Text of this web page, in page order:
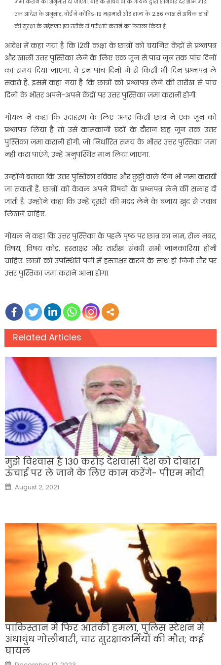
जमा कराने की अनुमति दी जाएगी. बोर्ड के सचिव वी के गोयल द्वारा शनिवार देर शाम जारी
एक आदेश के अनुसार, बोर्ड ने कोविड-19 महामारी और राज्य के 2.86 लाख से अधिक छात्रों
की सुरक्षा के मद्देनजर इस तरीके से परीक्षाएं कराने का फैसला किया है.
आदेश में कहा गया है कि 12वीं कक्षा के छात्रों को चयनित केंद्रों से प्रश्नपत्र
और खाली उत्तर पुस्तिका लेने के लिए एक जून से पांच जून तक पांच दिनों
का समय दिया जाएगा. वे इन पांच दिनों में से किसी भी दिन प्रश्नपत्र ले
सकते हैं. इसमें कहा गया है कि छात्रों को प्रश्नपत्र लेने की तारीख से पांच
दिनों के भीतर अपने-अपने केंद्रों पर उत्तर पुस्तिका जमा करानी होगी.
गोयल ने कहा कि उदाहरण के लिए अगर किसी छात्र ने एक जून को
प्रश्नपत्र लिया है तो उसे कामकाजी घंटों के दौरान छह जून तक उत्तर
पुस्तिका जमा करानी होगी. जो निर्धारित समय के भीतर उत्तर पुस्तिका जमा
नहीं करा पाएंगे, उन्हें अनुपस्थित मान लिया जाएगा.
उन्होंने बताया कि उत्तर पुस्तिका रविवार और छुट्टी वाले दिन भी जमा करायी
जा सकती हैं. छात्रों को केवल अपने विषयों के प्रश्नपत्र लेने की सलाह दी
जाती है. उन्होंने कहा कि उन्हें दूसरों की मदद लेने के बजाय खुद से जवाब
लिखने चाहिए.
गोयल ने कहा कि उत्तर पुस्तिका के पहले पृष्ठ पर छात्र का नाम, रोल नंबर,
विषय, विषय कोड, हस्ताक्षर और तारीख संबंधी सभी जानकारियां होनी
चाहिए. छात्रों को उपस्थिति पंजी में हस्ताक्षर करने के साथ ही निजी तौर पर
उत्तर पुस्तिका जमा कराने आना होगा
Related Articles
मुझे विश्‍वास है 130 करोड़ देशवासी देश को दोबारा
ऊंचाई पर ले जाने के लिए काम करेंगे- पीएम मोदी
Posted
on
August 2, 2021
पाकिस्तान में फिर आतंकी हमला, पुलिस स्टेशन में
अंधाधुंध गोलीबारी, चार सुरक्षाकर्मियों की मौत; कई
घायल
Posted